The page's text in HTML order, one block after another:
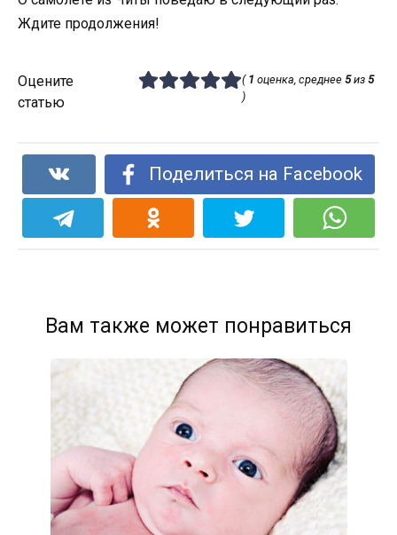
Ждите продолжения!
Оцените
статью
( 1 оценка, среднее 5из 5
)
Поделиться на Facebook
Вам также может понравиться